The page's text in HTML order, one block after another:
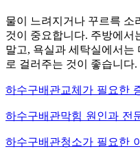
물이 느려지거나 꾸르륵 소
것이 중요합니다. 주방에서
말고, 욕실과 세탁실에서는
로 걸러주는 것이 좋습니다.
하수구배관교체가 필요한
하수구배관막힘 원인과 전
하수구배관청소가 필요한